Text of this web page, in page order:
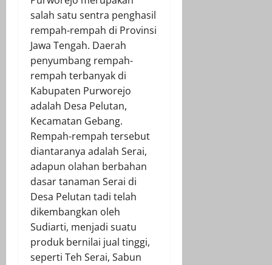
salah satu sentra penghasil
rempah-rempah di Provinsi
Jawa Tengah. Daerah
penyumbang rempah-
rempah terbanyak di
Kabupaten Purworejo
adalah Desa Pelutan,
Kecamatan Gebang.
Rempah-rempah tersebut
diantaranya adalah Serai,
adapun olahan berbahan
dasar tanaman Serai di
Desa Pelutan tadi telah
dikembangkan oleh
Sudiarti, menjadi suatu
produk bernilai jual tinggi,
seperti Teh Serai, Sabun